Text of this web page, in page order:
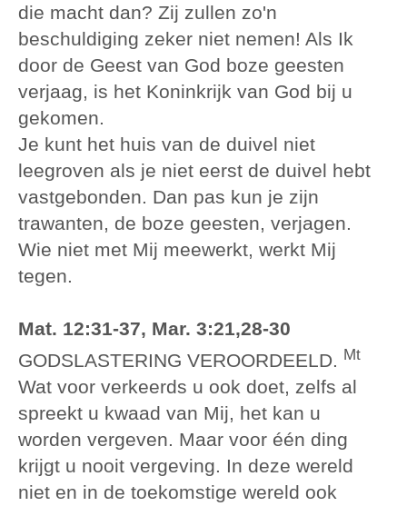
die macht dan? Zij zullen zo'n
beschuldiging zeker niet nemen! Als Ik
door de Geest van God boze geesten
verjaag, is het Koninkrijk van God bij u
gekomen.
Je kunt het huis van de duivel niet
leegroven als je niet eerst de duivel hebt
vastgebonden. Dan pas kun je zijn
trawanten, de boze geesten, verjagen.
Wie niet met Mij meewerkt, werkt Mij
tegen.
Mat. 12:31-37, Mar. 3:21,28-30
GODSLASTERING VEROORDEELD. Mt
Wat voor verkeerds u ook doet, zelfs al
spreekt u kwaad van Mij, het kan u
worden vergeven. Maar voor één ding
krijgt u nooit vergeving. In deze wereld
niet en in de toekomstige wereld ook